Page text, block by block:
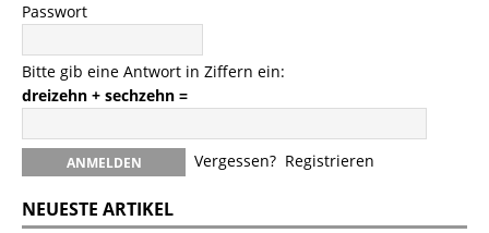
Passwort
Bitte gib eine Antwort in Ziffern ein:
dreizehn + sechzehn =
Vergessen? Registrieren
NEUESTE ARTIKEL